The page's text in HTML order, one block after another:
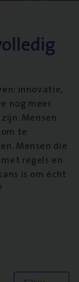
innovatie,
nog meer
Mensen
te
Mensen die
regels en
is om écht